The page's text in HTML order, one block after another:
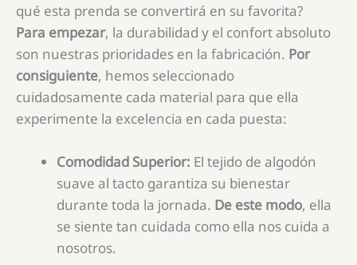
qué esta prenda se convertirá en su favorita?
Para empezar, la durabilidad y el confort absoluto
son nuestras prioridades en la fabricación. Por
consiguiente, hemos seleccionado
cuidadosamente cada material para que ella
experimente la excelencia en cada puesta:
Comodidad Superior: El tejido de algodón
suave al tacto garantiza su bienestar
durante toda la jornada. De este modo, ella
se siente tan cuidada como ella nos cuida a
nosotros.